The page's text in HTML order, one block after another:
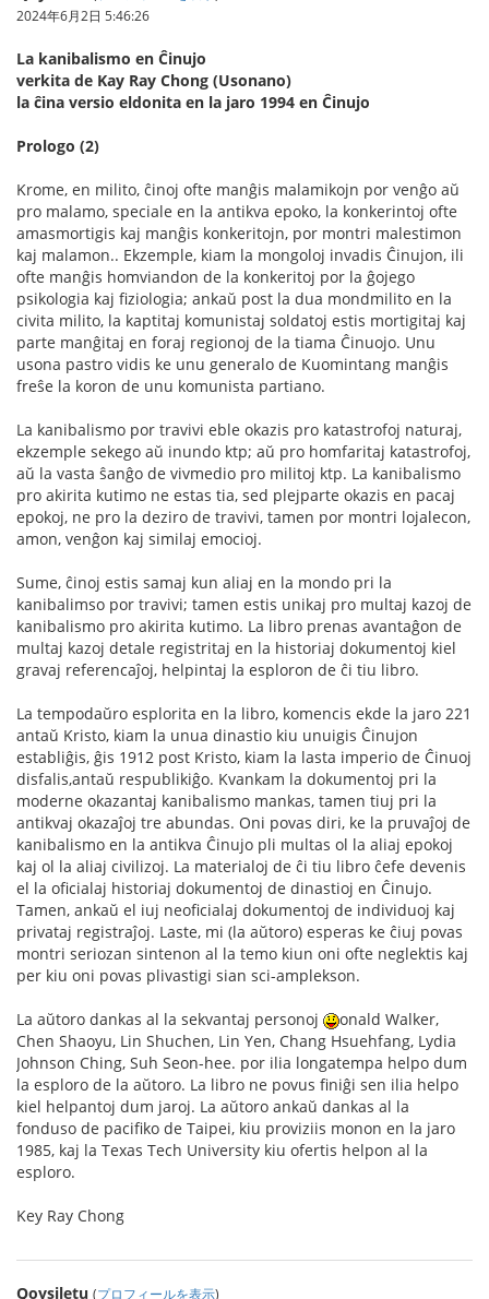
2024年6月2日 5:46:26
La kanibalismo en Ĉinujo
verkita de Kay Ray Chong (Usonano)
la ĉina versio eldonita en la jaro 1994 en Ĉinujo
Prologo (2)
Krome, en milito, ĉinoj ofte manĝis malamikojn por venĝo aŭ
pro malamo, speciale en la antikva epoko, la konkerintoj ofte
amasmortigis kaj manĝis konkeritojn, por montri malestimon
kaj malamon.. Ekzemple, kiam la mongoloj invadis Ĉinujon, ili
ofte manĝis homviandon de la konkeritoj por la ĝojego
psikologia kaj fiziologia; ankaŭ post la dua mondmilito en la
civita milito, la kaptitaj komunistaj soldatoj estis mortigitaj kaj
parte manĝitaj en foraj regionoj de la tiama Ĉinuojo. Unu
usona pastro vidis ke unu generalo de Kuomintang manĝis
freŝe la koron de unu komunista partiano.
La kanibalismo por travivi eble okazis pro katastrofoj naturaj,
ekzemple sekego aŭ inundo ktp; aŭ pro homfaritaj katastrofoj,
aŭ la vasta ŝanĝo de vivmedio pro militoj ktp. La kanibalismo
pro akirita kutimo ne estas tia, sed plejparte okazis en pacaj
epokoj, ne pro la deziro de travivi, tamen por montri lojalecon,
amon, venĝon kaj similaj emocioj.
Sume, ĉinoj estis samaj kun aliaj en la mondo pri la
kanibalimso por travivi; tamen estis unikaj pro multaj kazoj de
kanibalismo pro akirita kutimo. La libro prenas avantaĝon de
multaj kazoj detale registritaj en la historiaj dokumentoj kiel
gravaj referencaĵoj, helpintaj la esploron de ĉi tiu libro.
La tempodaŭro esplorita en la libro, komencis ekde la jaro 221
antaŭ Kristo, kiam la unua dinastio kiu unuigis Ĉinujon
establiĝis, ĝis 1912 post Kristo, kiam la lasta imperio de Ĉinuoj
disfalis,antaŭ respublikiĝo. Kvankam la dokumentoj pri la
moderne okazantaj kanibalismo mankas, tamen tiuj pri la
antikvaj okazaĵoj tre abundas. Oni povas diri, ke la pruvaĵoj de
kanibalismo en la antikva Ĉinujo pli multas ol la aliaj epokoj
kaj ol la aliaj civilizoj. La materialoj de ĉi tiu libro ĉefe devenis
el la oficialaj historiaj dokumentoj de dinastioj en Ĉinujo.
Tamen, ankaŭ el iuj neoficialaj dokumentoj de individuoj kaj
privataj registraĵoj. Laste, mi (la aŭtoro) esperas ke ĉiuj povas
montri seriozan sintenon al la temo kiun oni ofte neglektis kaj
per kiu oni povas plivastigi sian sci-amplekson.
La aŭtoro dankas al la sekvantaj personoj
onald Walker,
Chen Shaoyu, Lin Shuchen, Lin Yen, Chang Hsuehfang, Lydia
Johnson Ching, Suh Seon-hee. por ilia longatempa helpo dum
la esploro de la aŭtoro. La libro ne povus finiĝi sen ilia helpo
kiel helpantoj dum jaroj. La aŭtoro ankaŭ dankas al la
fonduso de pacifiko de Taipei, kiu proviziis monon en la jaro
1985, kaj la Texas Tech University kiu ofertis helpon al la
esploro.
Key Ray Chong
Qoysiletu (プロフィールを表示)